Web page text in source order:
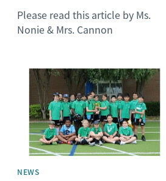
Please read this article by Ms.
Nonie & Mrs. Cannon
News image
NEWS